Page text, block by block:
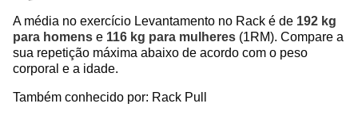
A média no exercício Levantamento no Rack é de 192 kg
para homens e 116 kg para mulheres (1RM). Compare a
sua repetição máxima abaixo de acordo com o peso
corporal e a idade.
Também conhecido por: Rack Pull